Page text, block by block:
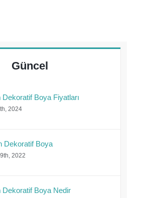
Güncel
Dekoratif Boya Fiyatları
2024
Dekoratif Boya
2022
Dekoratif Boya Nedir